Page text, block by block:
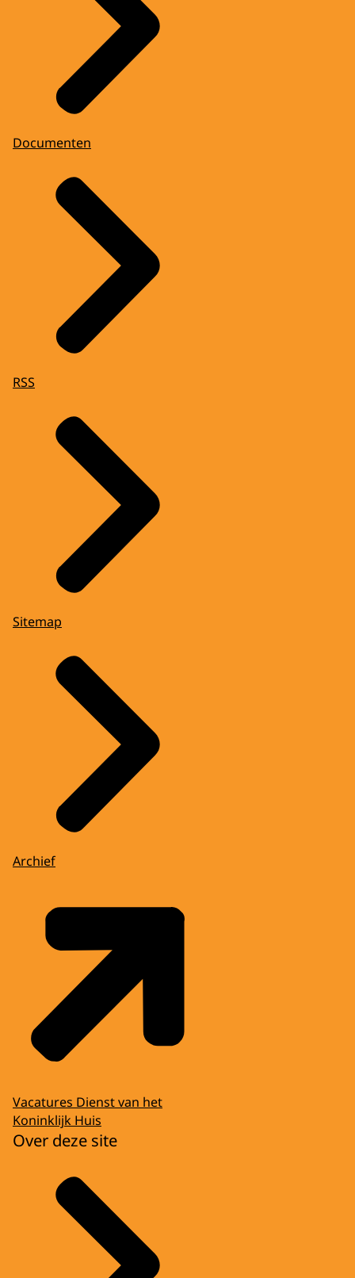
Documenten
RSS
Sitemap
Archief
Vacatures Dienst van het
Koninklijk Huis
Over deze site